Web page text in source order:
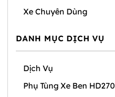
Xe Chuyên Dùng
DANH MỤC DỊCH VỤ
Dịch Vụ
Phụ Tùng Xe Ben HD270